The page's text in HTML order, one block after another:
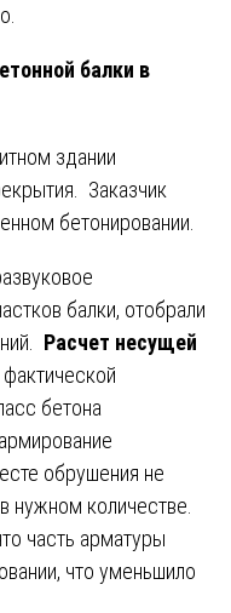
балки в
здании
Заказчик
бетонировании.
балки, отобрали
Расчет несущей
фактической
бетона
обрушения не
нужном количестве.
часть арматуры
что уменьшило